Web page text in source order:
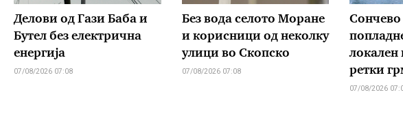
Делови од Гази Баба и
Бутел без електрична
енергија
07/08/2026 07:08
Без вода селото Моране
и корисници од неколку
улици во Скопско
07/08/2026 07:08
Сончево
локален
ретки
07/08/2026